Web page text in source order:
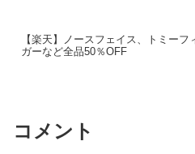
【楽天】ノースフェイス、トミーフ
ガーなど全品50％OFF
コメント